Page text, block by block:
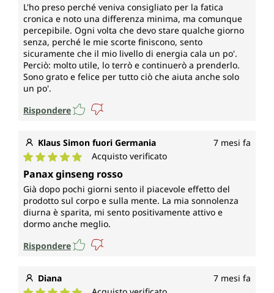
L'ho preso perché veniva consigliato per la fatica
cronica e noto una differenza minima, ma comunque
percepibile. Ogni volta che devo stare qualche giorno
senza, perché le mie scorte finiscono, sento
sicuramente che il mio livello di energia cala un po'.
Perciò: molto utile, lo terrò e continuerò a prenderlo.
Sono grato e felice per tutto ciò che aiuta anche solo
un po'.
Rispondere
Klaus Simon fuori Germania 7 mesi fa
Valutazione media di 5 su 5 stelle
Acquisto verificato
Panax ginseng rosso
Già dopo pochi giorni sento il piacevole effetto del
prodotto sul corpo e sulla mente. La mia sonnolenza
diurna è sparita, mi sento positivamente attivo e
dormo anche meglio.
Rispondere
Diana
7 mesi fa